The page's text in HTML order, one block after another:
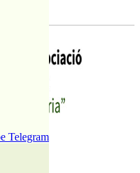
Telegram